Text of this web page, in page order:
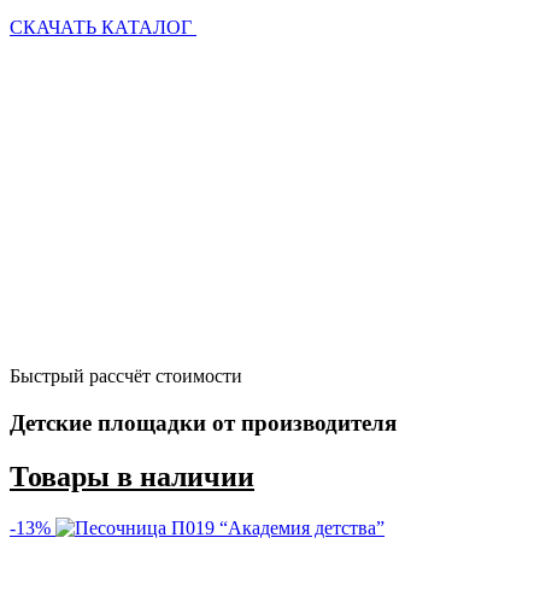
СКАЧАТЬ КАТАЛОГ
Быстрый рассчёт стоимости
Детские площадки от производителя
Товары в наличии
-13%